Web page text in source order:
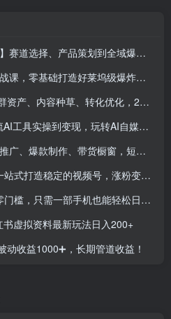
、产品策划到全域爆款，打造爆款货品IP
基础打造好莱坞级爆炸火焰电影特效
种草、转化优化，2天掌握300%提效技术
到变现，玩转AI自媒体，打爆你的线上流量
款制作、带货橱窗，短视频赚钱全攻略
打造稳定的视频号，涨粉变现模式
，只需一部手机也能轻松日入50+
虚拟资料最新玩法日入200+
收益1000➕，长期管道收益！